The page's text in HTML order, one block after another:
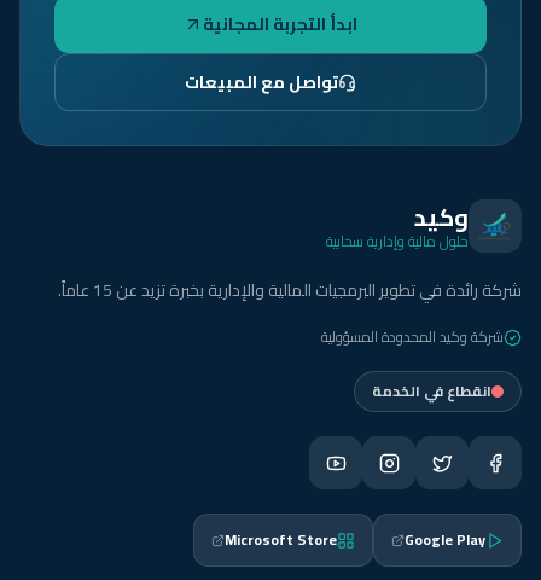
ابدأ التجربة المجانية
تواصل مع المبيعات
وكيد
حلول مالية وإدارية سحابية
شركة رائدة في تطوير البرمجيات المالية والإدارية بخبرة تزيد عن 15 عاماً.
شركة وكيد المحدودة المسؤولية
انقطاع في الخدمة
Google Play
Microsoft Store